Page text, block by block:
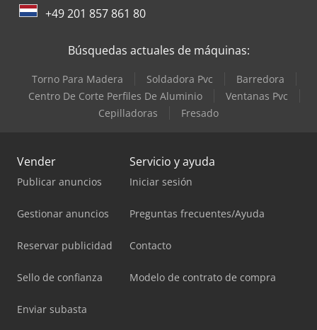
+49 201 857 861 80
Búsquedas actuales de máquinas:
Torno Para Madera Soldadora Pvc
Barredora
Centro De Corte Perfiles De Aluminio
Ventanas Pvc
Cepilladoras
Fresado
Vender
Publicar anuncios
Gestionar anuncios
Reservar publicidad
Sello de confianza
Enviar subasta
Servicio y ayuda
Iniciar sesión
Preguntas frecuentes/Ayuda
Contacto
Modelo de contrato de compra